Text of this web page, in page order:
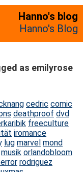
Hanno's blog
Hanno's Blog
as emilyrose
cedric comic
deathproof dvd
freeculture
iromance
lug marvel mond
musik orlandobloom
rodriguez